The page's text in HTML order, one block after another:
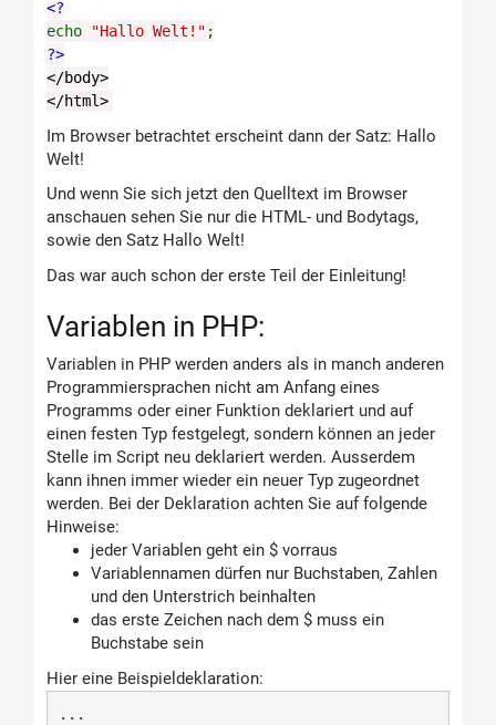
<?
echo
"Hallo Welt!" ;
?>
</body>
</html>
Im Browser betrachtet erscheint dann der Satz: Hallo
Welt!
Und wenn Sie sich jetzt den Quelltext im Browser
anschauen sehen Sie nur die HTML- und Bodytags,
sowie den Satz Hallo Welt!
Das war auch schon der erste Teil der Einleitung!
Variablen in PHP:
Variablen in PHP werden anders als in manch anderen
Programmiersprachen nicht am Anfang eines
Programms oder einer Funktion deklariert und auf
einen festen Typ festgelegt, sondern können an jeder
Stelle im Script neu deklariert werden. Ausserdem
kann ihnen immer wieder ein neuer Typ zugeordnet
werden. Bei der Deklaration achten Sie auf folgende
Hinweise:
jeder Variablen geht ein $ vorraus
Variablennamen dürfen nur Buchstaben, Zahlen
und den Unterstrich beinhalten
das erste Zeichen nach dem $ muss ein
Buchstabe sein
Hier eine Beispieldeklaration:
...